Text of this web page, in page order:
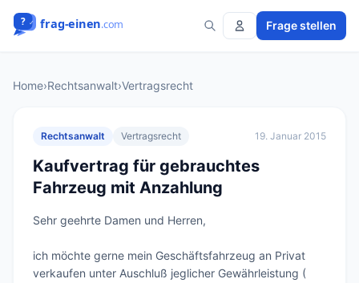
Frage stellen
Home›Rechtsanwalt›Vertragsrecht
Rechtsanwalt Vertragsrecht 19. Januar 2015
Kaufvertrag für gebrauchtes
Fahrzeug mit Anzahlung
Sehr geehrte Damen und Herren,
ich möchte gerne mein Geschäftsfahrzeug an Privat
verkaufen unter Auschluß jeglicher Gewährleistung (